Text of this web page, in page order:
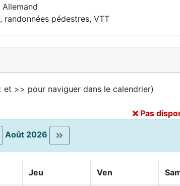
Allemand
pédestres, VTT
>> pour naviguer dans le calendrier)
Pas
Août 2026
Jeu Ven